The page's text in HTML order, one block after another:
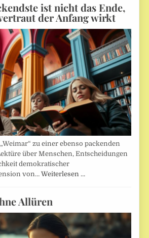
ist nicht das Ende,
der Anfang wirkt
zu einer ebenso packenden
über Menschen, Entscheidungen
demokratischer
von…Weiterlesen …
Allüren